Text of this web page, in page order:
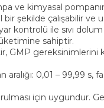
kimyasal pompanın
bir şekilde çalışabilir
ile sıvı
sahiptir.
gereksinimlerini
aralığı: 0,01 – 99,99
için uygundur.